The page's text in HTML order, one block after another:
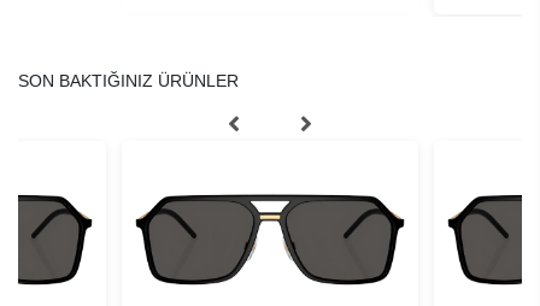
SON BAKTIĞINIZ ÜRÜNLER